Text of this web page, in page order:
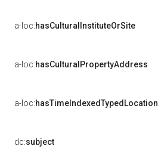
a-loc:hasCulturalInstituteOrSite
a-loc:hasCulturalPropertyAddress
a-loc:hasTimeIndexedTypedLocation
dc:subject